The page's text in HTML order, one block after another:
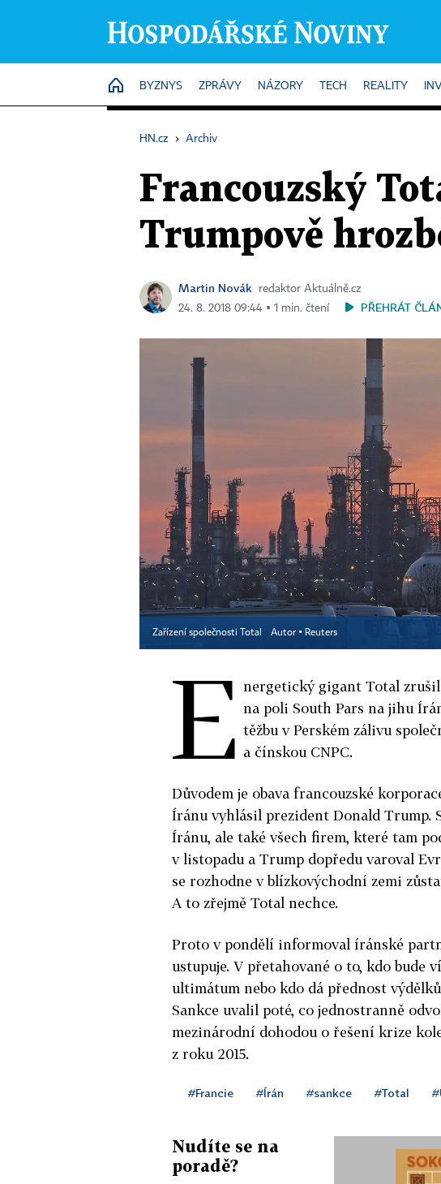
HOME
BYZNYS ZPRÁVY NÁZORY TECH REALITY
HN.cz › Archiv
Francouzský
Trumpově
Martin Novák
redaktor Aktuálně.cz
24. 8. 2018 09:44 ▪ 1 min. čtení
PŘEHRÁT
Zařízení společnosti Total Autor ▪ Reuters
E nergetický gigant Total
na poli South Pars na jihu
těžbu v Perském zálivu
a čínskou CNPC.
Důvodem je obava francouzské
Íránu vyhlásil prezident Donald Trump.
Íránu, ale také všech firem, které tam
v listopadu a Trump dopředu varoval
se rozhodne v blízkovýchodní zemi
A to zřejmě Total nechce.
Proto v pondělí informoval íránské
ustupuje. V přetahované o to, kdo bude
ultimátum nebo kdo dá přednost
Sankce uvalil poté, co jednostranně
mezinárodní dohodou o řešení krize
z roku 2015.
#Francie #Írán #sankce #Total
Nudíte se na
poradě?